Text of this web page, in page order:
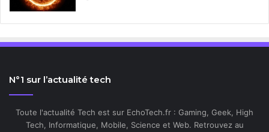
N°1 sur l’actualité tech
Toute l'actualité Tech est sur EchoTech.fr : Gaming, Geek, High
Tech, Informatique, Mobile, Science et Web. Retrouvez au